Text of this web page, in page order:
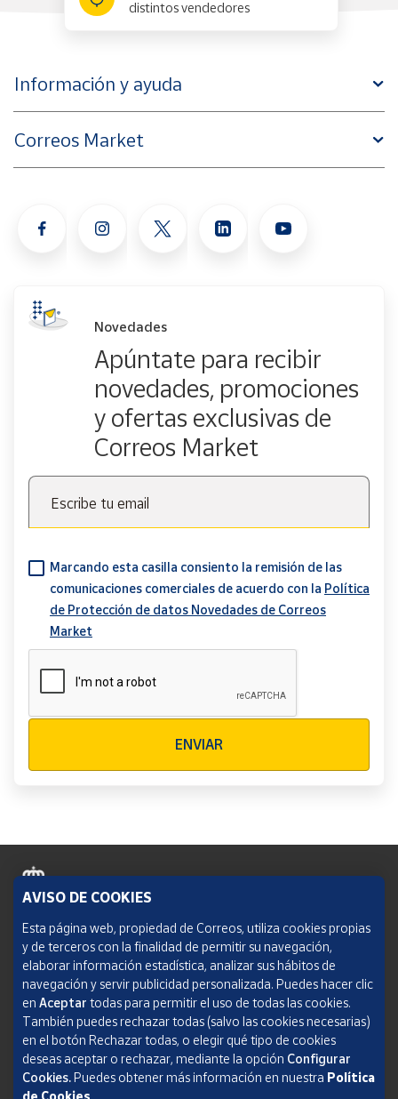
distintos vendedores
Información y ayuda
Correos Market
Novedades
Apúntate para recibir
novedades, promociones
y ofertas exclusivas de
Correos Market
Escribe tu email
Marcando esta casilla consiento la remisión de las
comunicaciones comerciales de acuerdo con la Política
de Protección de datos Novedades de Correos
Market
ENVIAR
Política de cookies
Aviso legal
Condiciones del servicio
Política de Privacidad Web
Informe de transparencia
SOCIEDAD ESTATAL CORREOS Y TELÉGRAFOS, S.A., S.M.E. Todos los derechos
AVISO DE COOKIES
Esta página web, propiedad de Correos, utiliza cookies propias
y de terceros con la finalidad de permitir su navegación,
elaborar información estadística, analizar sus hábitos de
navegación y servir publicidad personalizada. Puedes hacer clic
en Aceptar todas para permitir el uso de todas las cookies.
También puedes rechazar todas (salvo las cookies necesarias)
en el botón Rechazar todas, o elegir qué tipo de cookies
deseas aceptar o rechazar, mediante la opción Configurar
Cookies.Puedes obtener más información en nuestra Política
de Cookies